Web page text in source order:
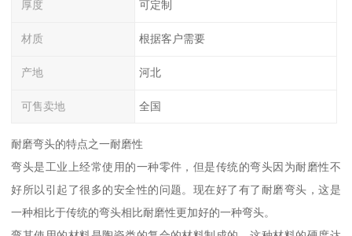
厚度 可定制
材质 根据客户需要
产地 河北
可售卖地 全国
耐磨弯头的特点之一耐磨性
弯头是工业上经常使用的一种零件，但是传统的弯头因为耐磨性不
好所以引起了很多的安全性的问题。现在好了有了耐磨弯头，这是
一种相比于传统的弯头相比耐磨性更加好的一种弯头。